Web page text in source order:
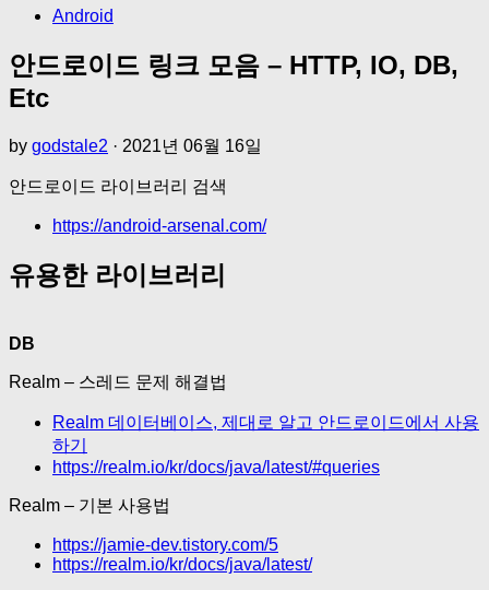
Android
안드로이드 링크 모음 – HTTP, IO, DB,
Etc
by godstale2 · 2021년 06월 16일
안드로이드 라이브러리 검색
https://android-arsenal.com/
유용한 라이브러리
DB
Realm – 스레드 문제 해결법
Realm 데이터베이스, 제대로 알고 안드로이드에서 사용
하기
https://realm.io/kr/docs/java/latest/#queries
Realm – 기본 사용법
https://jamie-dev.tistory.com/5
https://realm.io/kr/docs/java/latest/